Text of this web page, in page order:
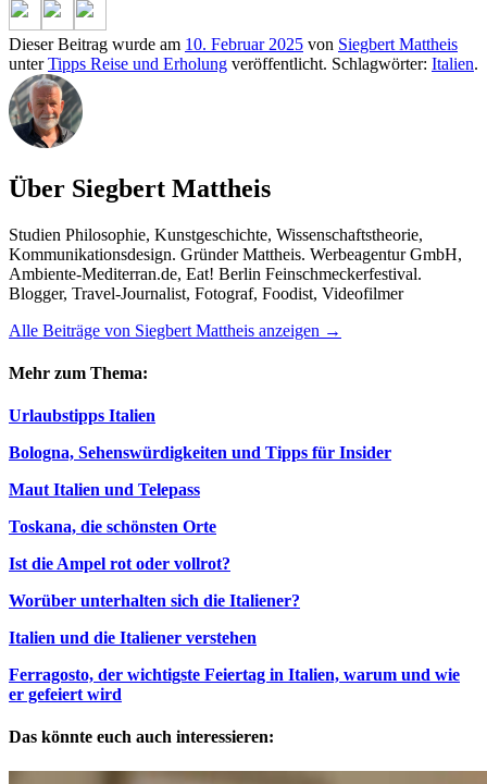
Dieser Beitrag wurde am 10. Februar 2025 von Siegbert Mattheis
unterTipps Reise und Erholung veröffentlicht. Schlagwörter: Italien.
Über Siegbert Mattheis
Studien Philosophie, Kunstgeschichte, Wissenschaftstheorie,
Kommunikationsdesign. Gründer Mattheis. Werbeagentur GmbH,
Ambiente-Mediterran.de, Eat! Berlin Feinschmeckerfestival.
Blogger, Travel-Journalist, Fotograf, Foodist, Videofilmer
Alle Beiträge von Siegbert Mattheis anzeigen →
Mehr zum Thema:
Urlaubstipps Italien
Bologna, Sehenswürdigkeiten und Tipps für Insider
Maut Italien und Telepass
Toskana, die schönsten Orte
Ist die Ampel rot oder vollrot?
Worüber unterhalten sich die Italiener?
Italien und die Italiener verstehen
Ferragosto, der wichtigste Feiertag in Italien, warum und wie
er gefeiert wird
Das könnte euch auch interessieren: